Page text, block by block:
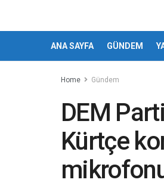
ANA SAYFA GÜNDEM
Home Gündem
DEM
Kürtçe